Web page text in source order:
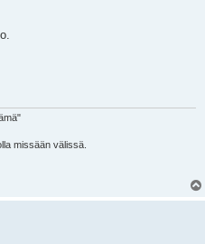
missään välissä.